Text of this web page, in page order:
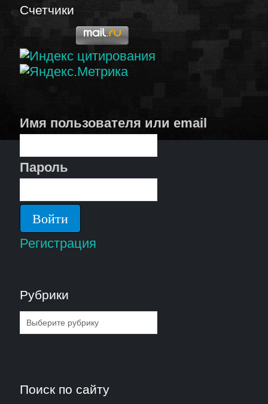
Счетчики
Имя пользователя или email
Пароль
Регистрация
Рубрики
Рубрики
Поиск по сайту